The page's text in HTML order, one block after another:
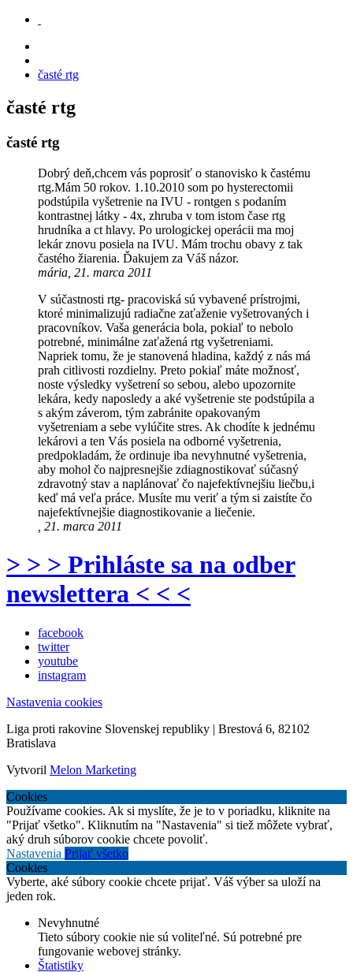
časté rtg
časté rtg
časté rtg
Dobrý deň,chcem vás poprosiť o stanovisko k častému
rtg.Mám 50 rokov. 1.10.2010 som po hysterectomii
podstúpila vyšetrenie na IVU - rontgen s podaním
kontrastnej látky - 4x, zhruba v tom istom čase rtg
hrudníka a ct hlavy. Po urologickej operácii ma moj
lekár znovu posiela na IVU. Mám trochu obavy z tak
častého žiarenia. Ďakujem za Váš názor.
mária, 21. marca 2011
V súčastnosti rtg- pracoviská sú vybavené prístrojmi,
ktoré minimalizujú radiačne zaťaženie vyšetrovaných i
pracovníkov. Vaša generácia bola, pokiaľ to nebolo
potrebné, minimálne zaťažená rtg vyšetreniami.
Napriek tomu, že je stanovená hladina, každý z nás má
prah citlivosti rozdielny. Preto pokiaľ máte možnosť,
noste výsledky vyšetrení so sebou, alebo upozornite
lekára, kedy naposledy a aké vyšetrenie ste podstúpila a
s akým záverom, tým zabránite opakovaným
vyšetreniam a sebe vylúčite stres. Ak chodíte k jednému
lekárovi a ten Vás posiela na odborné vyšetrenia,
predpokladám, že ordinuje iba nevyhnutné vyšetrenia,
aby mohol čo najpresnejšie zdiagnostikovať súčasný
zdravotný stav a naplánovať čo najefektívnejšiu liečbu,i
keď má veľa práce. Musíte mu veriť a tým si zaistíte čo
najefektívnejšie diagnostikovanie a liečenie.
, 21. marca 2011
> > > Prihláste sa na odber
newslettera < < <
facebook
twitter
youtube
instagram
Nastavenia cookies
Liga proti rakovine Slovenskej republiky | Brestová 6, 82102
Bratislava
Vytvoril Melon Marketing
Cookies
Používame cookies. Ak si myslíte, že je to v poriadku, kliknite na
"Prijať všetko". Kliknutím na "Nastavenia" si tiež môžete vybrať,
aký druh súborov cookie chcete povoliť.
Nastavenia Prijať všetko
Cookies
Vyberte, aké súbory cookie chcete prijať. Váš výber sa uloží na
jeden rok.
Nevyhnutné
Tieto súbory cookie nie sú voliteľné. Sú potrebné pre
fungovanie webovej stránky.
Štatistiky